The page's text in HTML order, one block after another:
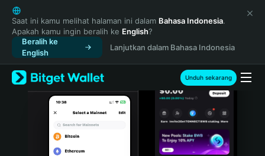
English
日本語
Tiếng Việt
Русский
Español (Latinoamérica)
Türkçe
Italiano
Saat ini kamu melihat halaman ini dalam Bahasa Indonesia.
Apakah kamu ingin beralih ke English?
Beralih ke
English
Lanjutkan dalam Bahasa Indonesia
Unduh sekarang